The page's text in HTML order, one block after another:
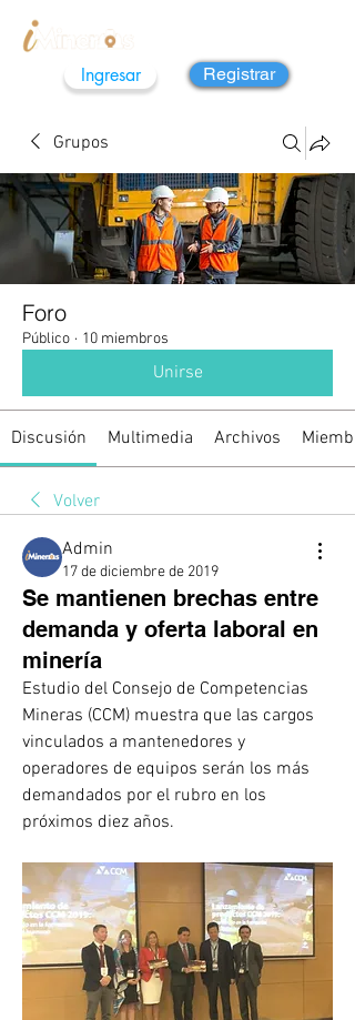
Ingresar Registrar
Grupos
Foro
Público · 10 miembros
Unirse
Discusión Multimedia Archivos
Volver
Admin
17 de diciembre de 2019
Se mantienen brechas entre
demanda y oferta laboral en
minería
Estudio del Consejo de Competencias
Mineras (CCM) muestra que las cargos
vinculados a mantenedores y
operadores de equipos serán los más
demandados por el rubro en los
próximos diez años.